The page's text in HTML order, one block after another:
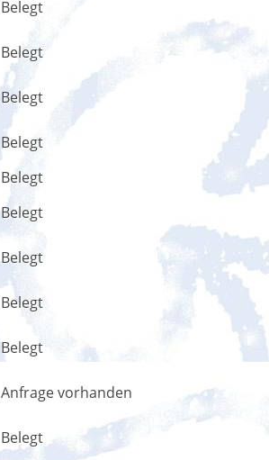
Belegt
Belegt
Belegt
Belegt
Belegt
Belegt
Belegt
Belegt
Belegt
Anfrage vorhanden
Belegt